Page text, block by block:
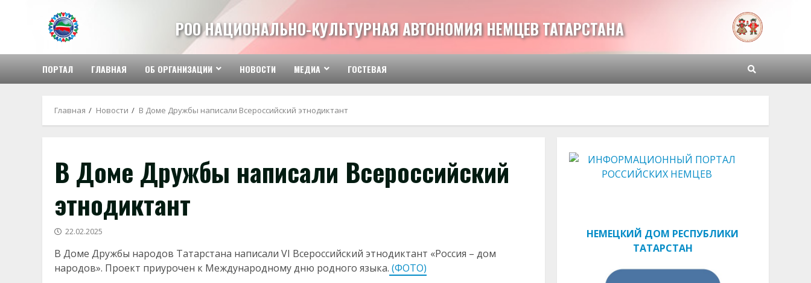
содержимому
РОО НАЦИОНАЛЬНО-КУЛЬТУРНАЯ АВТОНОМИЯ НЕМЦЕВ ТАТАРСТАНА
ПОРТАЛ ГЛАВНАЯ ОБ ОРГАНИЗАЦИИ НОВОСТИ МЕДИА ГОСТЕВАЯ
Главная Новости В Доме Дружбы написали Всероссийский этнодиктант
В Доме Дружбы написали Всероссийский
этнодиктант
22.02.2025
В Доме Дружбы народов Татарстана написали VI Всероссийский этнодиктант «Россия – дом
народов». Проект приурочен к Международному дню родного языка. (ФОТО)
НЕМЕЦКИЙ ДОМ РЕСПУБЛИКИ
ТАТАРСТАН